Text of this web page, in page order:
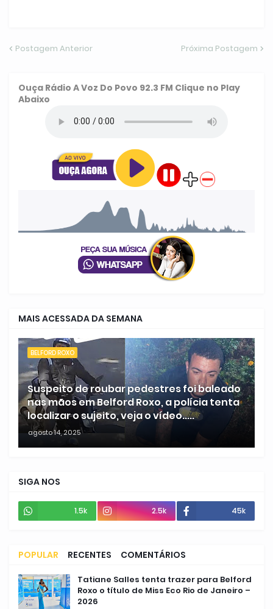
Postagem Anterior Próxima Postagem
Ouça Rádio A Voz Do Povo 92.3 FM Clique no Play
Abaixo
MAIS ACESSADA DA SEMANA
BELFORD ROXO
Suspeito de roubar pedestres foi baleado
nas mãos em Belford Roxo, a polícia tenta
localizar o sujeito, veja o vídeo.....
agosto 14, 2025
SIGA NOS
1.5k 2.5k 45k
POPULAR RECENTES COMENTÁRIOS
Tatiane Salles tenta trazer para Belford
Roxo o título de Miss Eco Rio de Janeiro –
2026